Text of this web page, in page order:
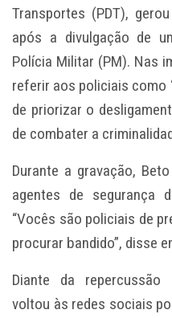
Transportes (PDT),
após a divulgação de
Polícia Militar (PM). Nas
referir aos policiais como
de priorizar o
de combater a
Durante a gravação,
agentes de segurança
“Vocês são policiais de
procurar bandido”, disse
Diante da repercussão
voltou às redes sociais